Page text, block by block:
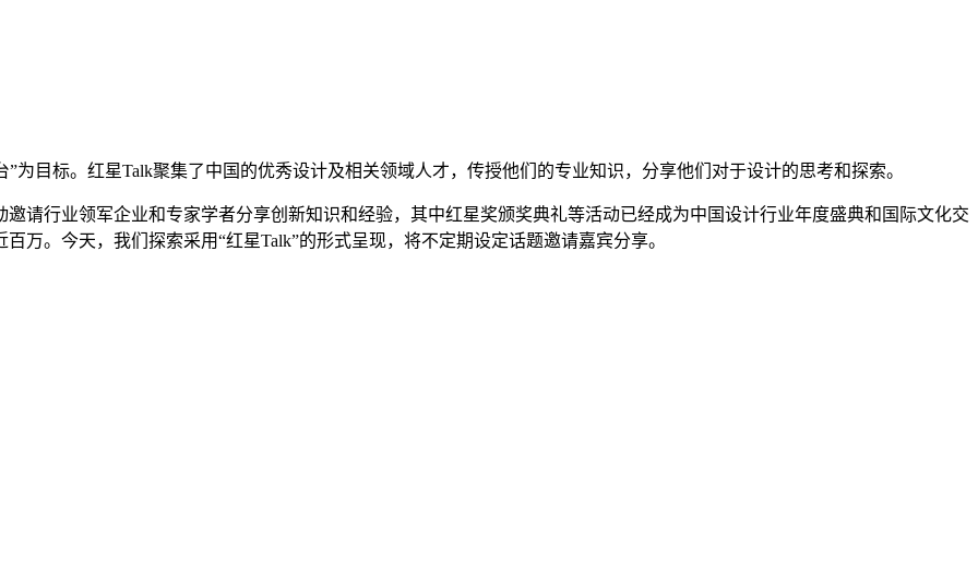
为目标。红星Talk聚集了中国的优秀设计及相关领域人才，传授他们的专业知识，分享他们对于设计的思考和探索。
请行业领军企业和专家学者分享创新知识和经验，其中红星奖颁奖典礼等活动已经成为中国设计行业年度盛典和国际文化交
万。今天，我们探索采用“红星Talk”的形式呈现，将不定期设定话题邀请嘉宾分享。